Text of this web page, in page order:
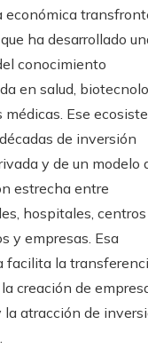
económica
ha desarrollado
conocimiento
en salud,
Ese
de inversión
y de un modelo
estrecha entre
hospitales, centros
y empresas. Esa
facilita la
creación de
la atracción de